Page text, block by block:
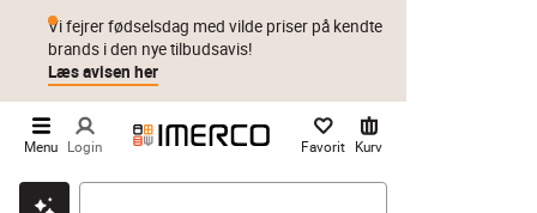
Klik & hent Byt i 1 år Prismatch
Vi fejrer fødselsdag med vilde priser på kendte
brands i den nye tilbudsavis!
Læs avisen her
Menu Login Favorit Kurv